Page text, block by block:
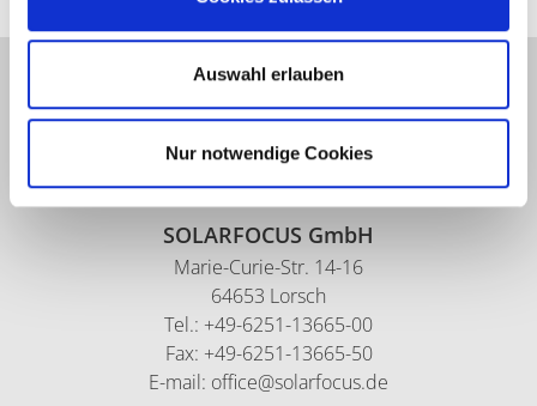
Auswahl erlauben
Nur notwendige Cookies
Biomasseheizung
Luftwärmepumpe
Informationen
SOLARFOCUS GmbH
Marie-Curie-Str. 14-16
64653 Lorsch
Tel.: +49-6251-13665-00
Fax: +49-6251-13665-50
E-mail: office@solarfocus.de